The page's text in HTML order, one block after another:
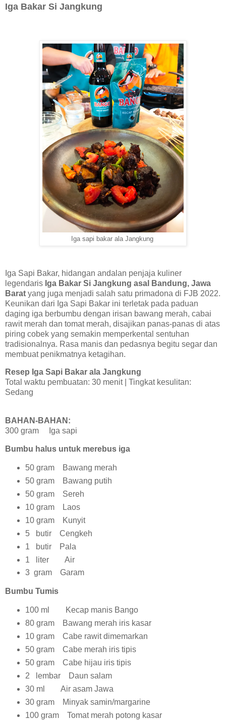
Iga Bakar Si Jangkung
Iga sapi bakar ala Jangkung
Iga Sapi Bakar, hidangan andalan penjaja kuliner
legendaris Iga Bakar Si Jangkung asal Bandung, Jawa
Barat yang juga menjadi salah satu primadona di FJB 2022.
Keunikan dari Iga Sapi Bakar ini terletak pada paduan
daging iga berbumbu dengan irisan bawang merah, cabai
rawit merah dan tomat merah, disajikan panas-panas di atas
piring cobek yang semakin memperkental sentuhan
tradisionalnya. Rasa manis dan pedasnya begitu segar dan
membuat penikmatnya ketagihan.
Resep Iga Sapi Bakar ala Jangkung
Total waktu pembuatan: 30 menit | Tingkat kesulitan:
Sedang
BAHAN-BAHAN:
300 gram Iga sapi
Bumbu halus untuk merebus iga
50 gram Bawang merah
50 gram Bawang putih
50 gram Sereh
10 gram Laos
10 gram Kunyit
5 butir Cengkeh
1 butir Pala
1 liter Air
3 gram Garam
Bumbu Tumis
100 ml Kecap manis Bango
80 gram Bawang merah iris kasar
10 gram Cabe rawit dimemarkan
50 gram Cabe merah iris tipis
50 gram Cabe hijau iris tipis
2 lembar Daun salam
30 ml Air asam Jawa
30 gram Minyak samin/margarine
100 gram Tomat merah potong kasar